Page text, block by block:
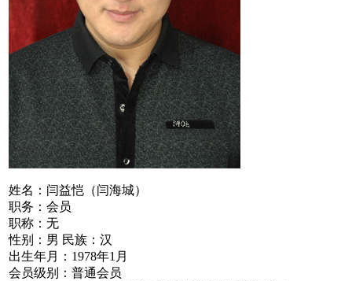
姓名：闫益恺（闫海城）
职务：会员
职称：无
性别：男 民族：汉
出生年月：1978年1月
会员级别：普通会员